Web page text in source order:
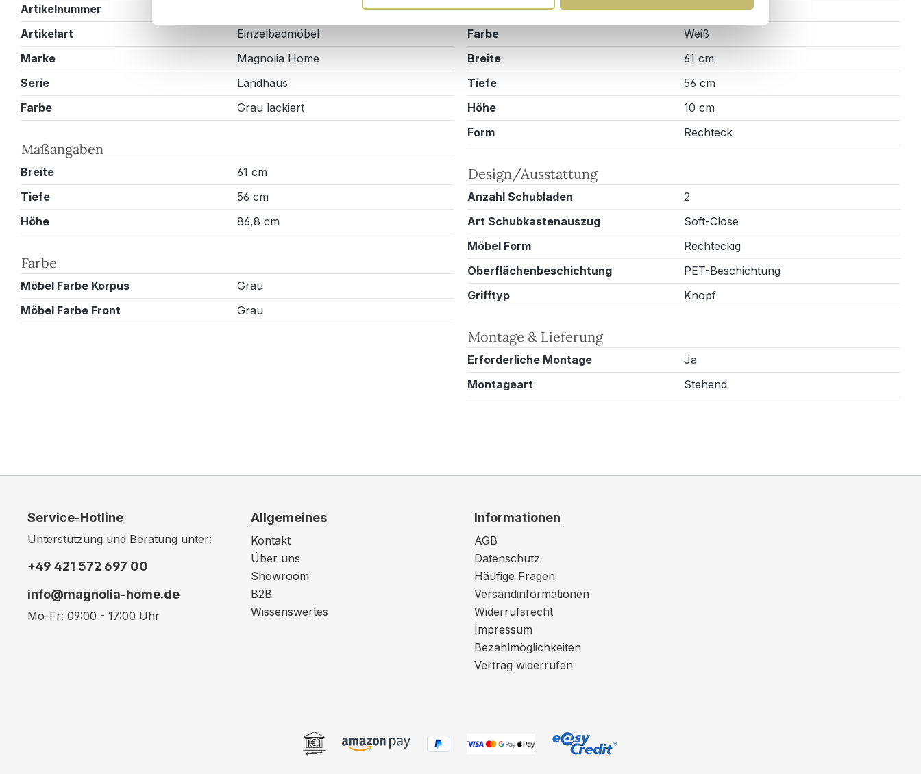
Artikelnummer
Artikelart
Einzelbadmöbel
Marke
Magnolia Home
Serie
Landhaus
Farbe
Grau lackiert
Maßangaben
Breite
61 cm
Tiefe
56 cm
Höhe
86,8 cm
Farbe
Möbel Farbe Korpus
Grau
Möbel Farbe Front
Grau
Material
Quarz
Farbe
Weiß
Breite
61 cm
Tiefe
56 cm
Höhe
10 cm
Form
Rechteck
Design/Ausstattung
Anzahl Schubladen
2
Art Schubkastenauszug
Soft-Close
Möbel Form
Rechteckig
Oberflächenbeschichtung
PET-Beschichtung
Grifftyp
Knopf
Montage & Lieferung
Erforderliche Montage
Ja
Montageart
Stehend
Service-Hotline
Unterstützung und Beratung unter:
+49 421 572 697 00
info@magnolia-home.de
Mo-Fr: 09:00 - 17:00 Uhr
Allgemeines
Kontakt
Über uns
Showroom
B2B
Wissenswertes
Informationen
AGB
Datenschutz
Häufige Fragen
Versandinformationen
Widerrufsrecht
Impressum
Bezahlmöglichkeiten
Vertrag widerrufen